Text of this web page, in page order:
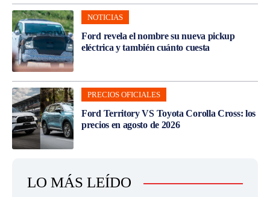
NOTICIAS
Ford revela el nombre su nueva pickup
eléctrica y también cuánto cuesta
PRECIOS OFICIALES
Ford Territory VS Toyota Corolla Cross: los
precios en agosto de 2026
LO MÁS LEÍDO